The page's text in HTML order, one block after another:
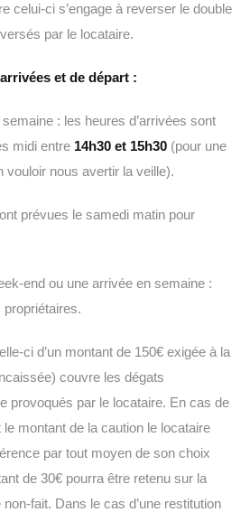
celui-ci s’engage à reverser le double
par le locataire.
et de départ :
semaine : les heures d’arrivées sont
midi entre 14h30 et 15h30 (pour une
vouloir nous avertir la veille).
prévues le samedi matin pour
end ou une arrivée en semaine :
ci d’un montant de 150€ exigée à la
couvre les dégats
provoqués par le locataire. En cas de
montant de la caution le locataire
par tout moyen de son choix
de 30€ pourra être retenu sur la
fait. Dans le cas d’une restitution